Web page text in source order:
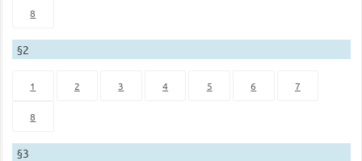
8
§2
1 2 3 4 5 6 7
8
§3